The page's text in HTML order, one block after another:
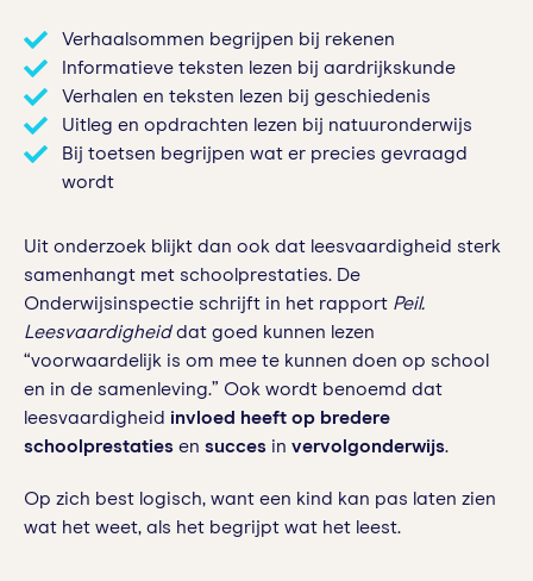
Verhaalsommen begrijpen bij rekenen
Informatieve teksten lezen bij aardrijkskunde
Verhalen en teksten lezen bij geschiedenis
Uitleg en opdrachten lezen bij natuuronderwijs
Bij toetsen begrijpen wat er precies gevraagd
wordt
Uit onderzoek blijkt dan ook dat leesvaardigheid sterk
samenhangt met schoolprestaties. De
Onderwijsinspectie schrijft in het rapport Peil.
Leesvaardigheiddat goed kunnen lezen
“voorwaardelijk is om mee te kunnen doen op school
en in de samenleving.” Ook wordt benoemd dat
leesvaardigheid invloed heeft op bredere
schoolprestaties en succes in vervolgonderwijs.
Op zich best logisch, want een kind kan pas laten zien
wat het weet, als het begrijpt wat het leest.